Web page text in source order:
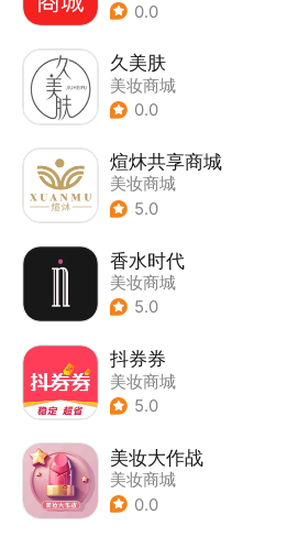
0.0
久美肤
美妆商城
0.0
煊炑共享商城
美妆商城
5.0
香水时代
美妆商城
5.0
抖券券
美妆商城
5.0
美妆大作战
美妆商城
0.0